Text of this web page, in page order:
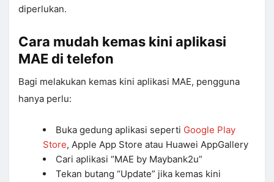
diperlukan.
Cara mudah kemas kini aplikasi
MAE di telefon
Bagi melakukan kemas kini aplikasi MAE, pengguna
hanya perlu:
Buka gedung aplikasi seperti Google Play
Store, Apple App Store atau Huawei AppGallery
Cari aplikasi “MAE by Maybank2u”
Tekan butang “Update” jika kemas kini